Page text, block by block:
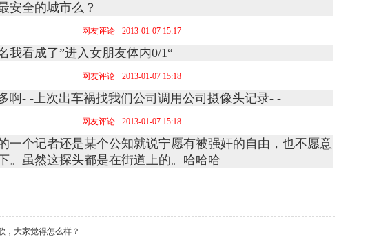
安全的城市么？
网友评论 2013-01-07 15:17
我看成了”进入女朋友体内0/1“
网友评论 2013-01-07 15:18
啊- -上次出车祸找我们公司调用公司摄像头记录- -
网友评论 2013-01-07 15:18
一个记者还是某个公知就说宁愿有被强奸的自由，也不愿意
。虽然这探头都是在街道上的。哈哈哈
，大家觉得怎么样？